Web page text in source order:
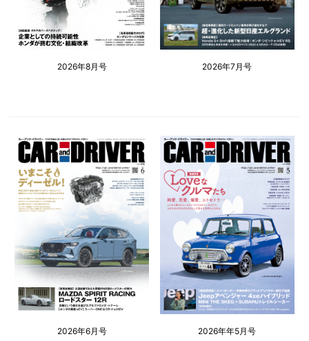
2026年8月号 2026年7月号
2026年6月号 2026年年5月号